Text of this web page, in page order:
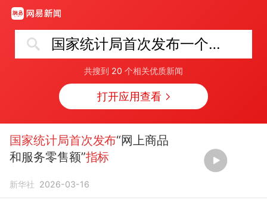
国家统计局首次发布一个指标
共搜到 20 个相关优质新闻
打开应用查看
国家统计局首次发布“网上商品
和服务零售额”指标
新华社 2026-03-16